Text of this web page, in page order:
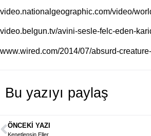
video.nationalgeographic.com/video/
video.belgun.tv/avini-sesle-felc-eden-
www.wired.com/2014/07/absurd-
Bu yazıyı paylaş
ÖNCEKI YAZI
Kenetlensin Eller